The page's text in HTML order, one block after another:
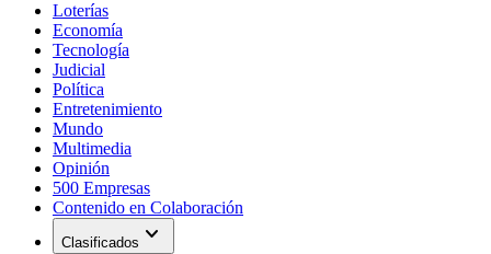
Loterías
Economía
Tecnología
Judicial
Política
Entretenimiento
Mundo
Multimedia
Opinión
500 Empresas
Contenido en Colaboración
Clasificados expand_more